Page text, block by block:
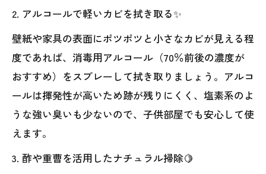
2. アルコールで軽いカビを拭き取る✨
壁紙や家具の表面にポツポツと小さなカビが見える程
度であれば、消毒用アルコール（70％前後の濃度が
おすすめ）をスプレーして拭き取りましょう。アルコ
ールは揮発性が高いため跡が残りにくく、塩素系のよ
うな強い臭いも少ないので、子供部屋でも安心して使
えます。
3. 酢や重曹を活用したナチュラル掃除🍋